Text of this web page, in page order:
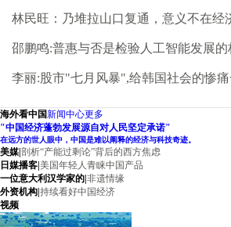
林民旺：乃堆拉山口复通，意义不在经
邵鹏鸣:普惠与否是检验人工智能发展的
李丽:股市"七月风暴",给韩国社会的惨
海外看中国新闻中心更多
"中国经济蓬勃发展源自对人民坚定承诺"
在远方的世人眼中，中国是难以阐释的经济与科技奇迹。
美媒 剖析“产能过剩论”背后的西方焦虑
日媒播客 美国年轻人青睐中国产品
一位意大利汉学家的 非遗情缘
外资机构 持续看好中国经济
视频